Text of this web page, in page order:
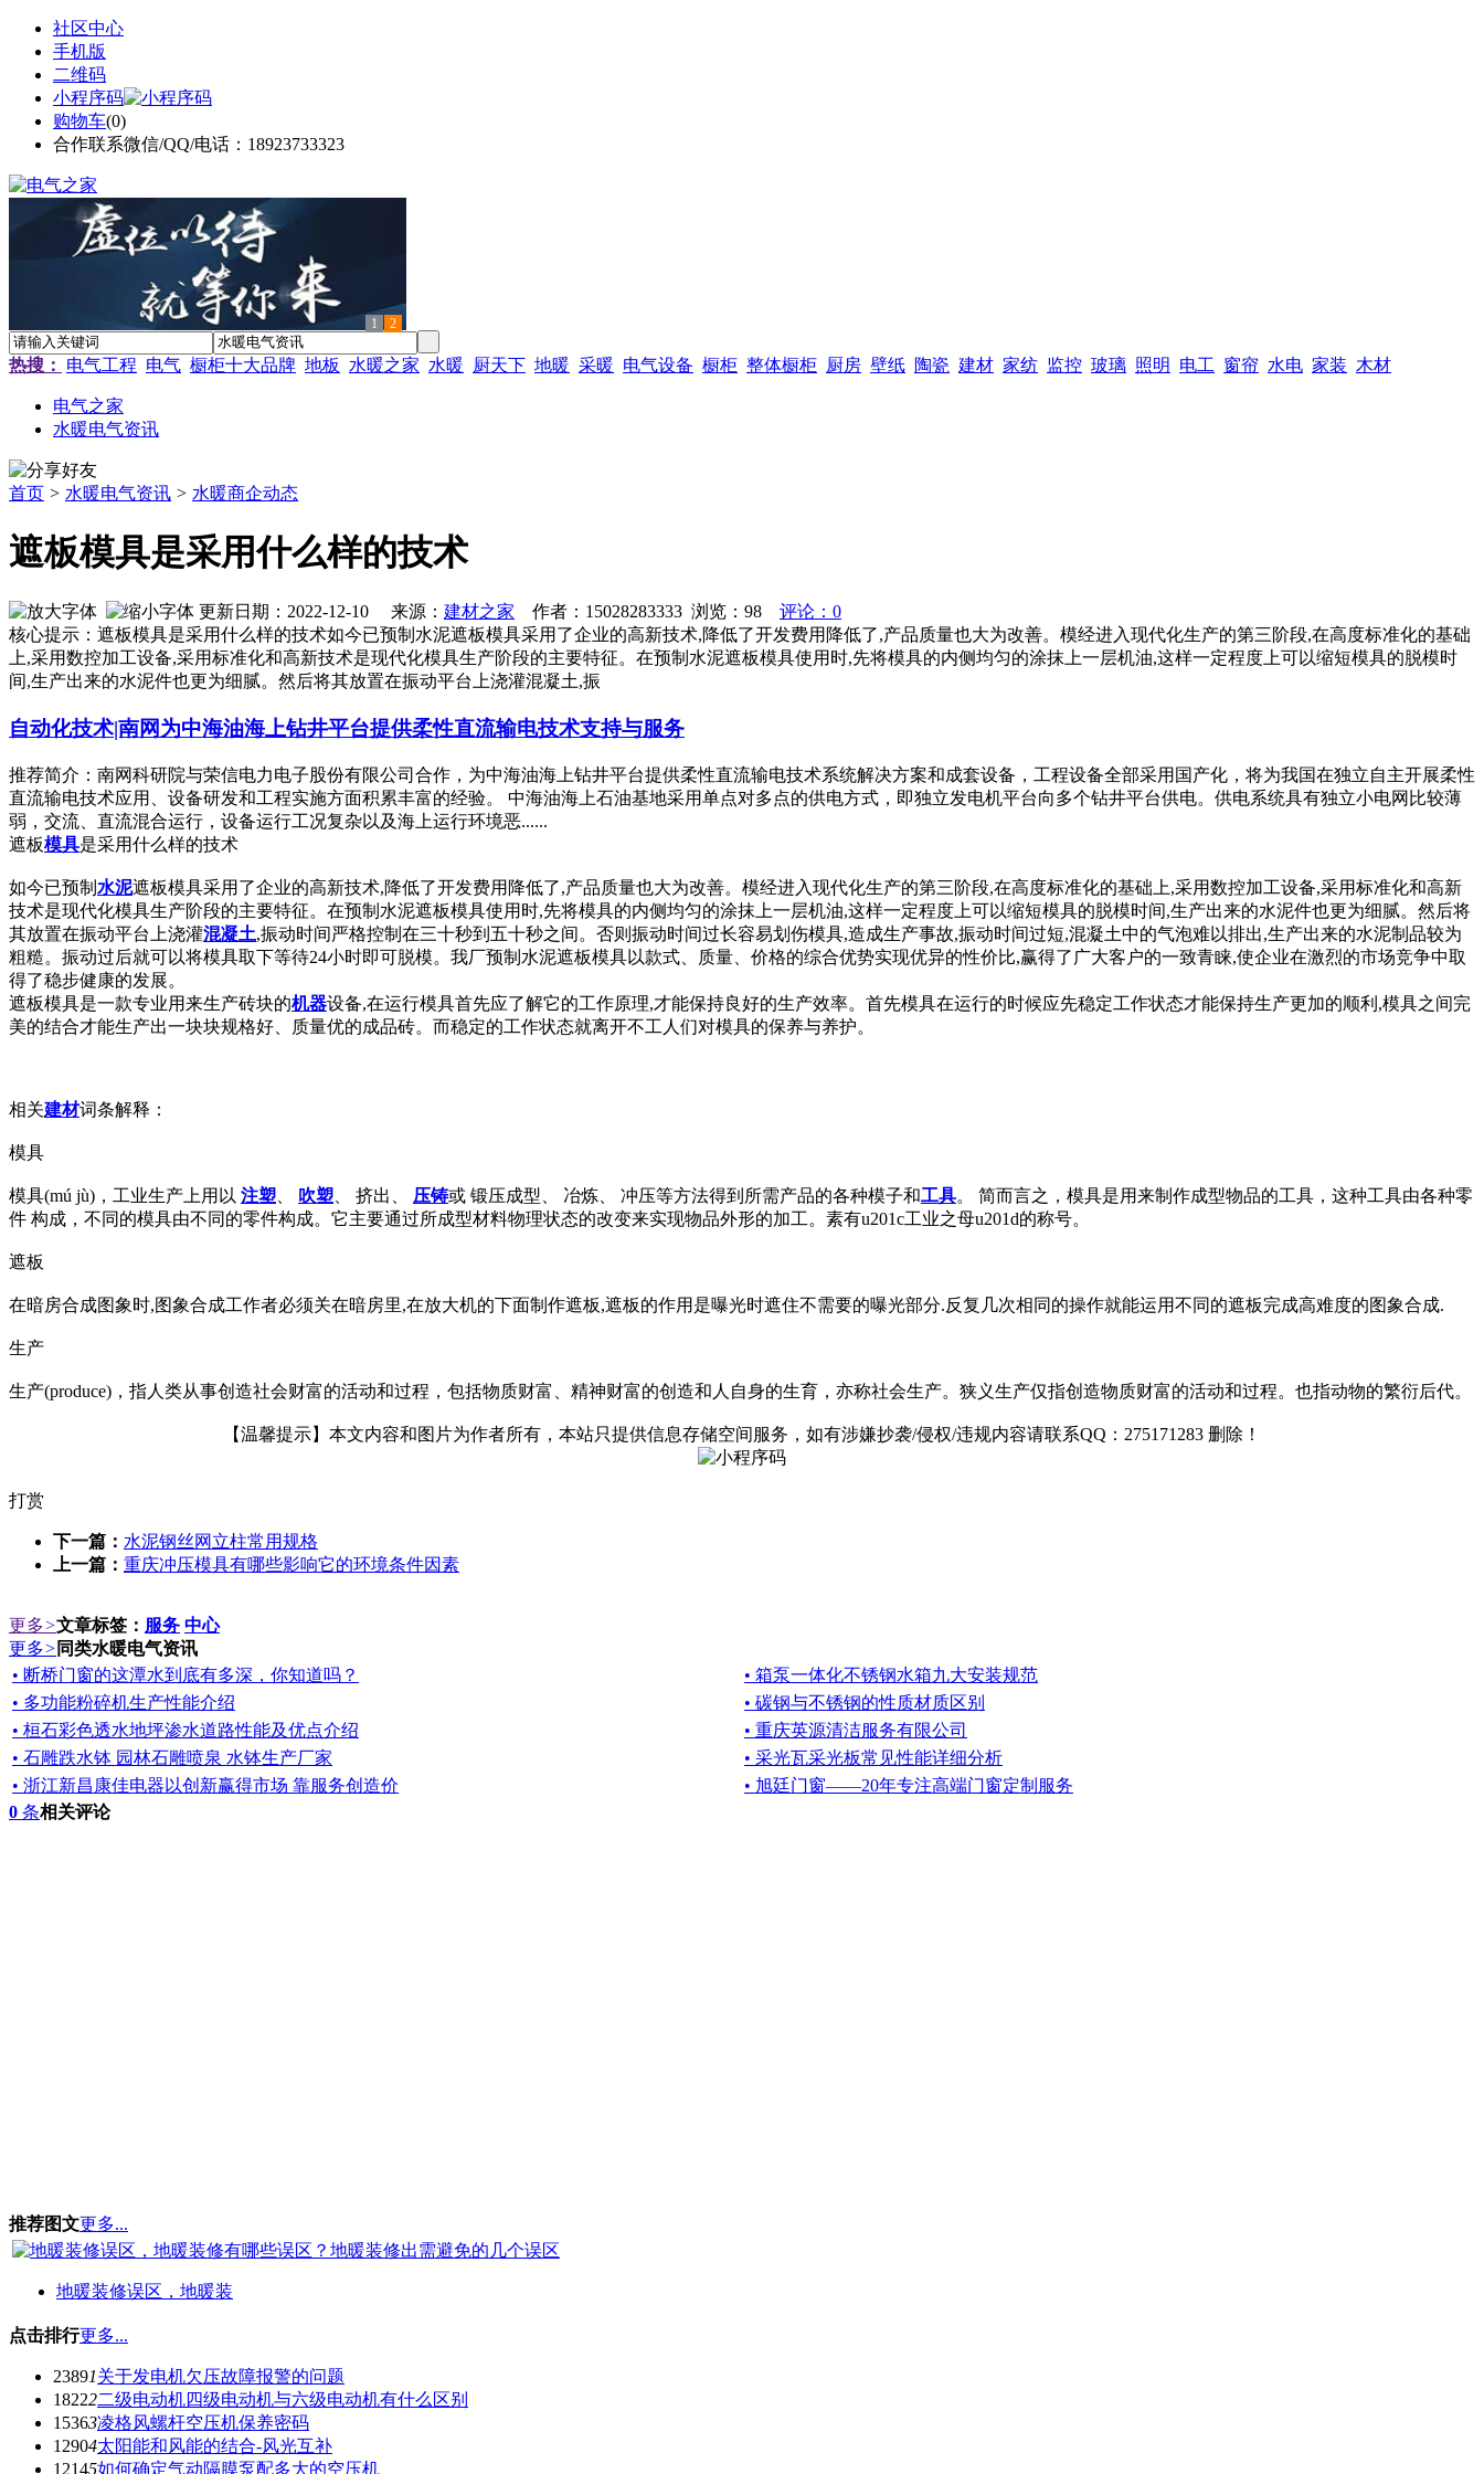
社区中心
手机版
二维码
小程序码
购物车(0)
合作联系微信/QQ/电话：18923733323
1 2
热搜： 电气工程 电气 橱柜十大品牌 地板 水暖之家 水暖 厨天下 地暖 采暖 电气设备 橱柜 整体橱柜 厨房 壁纸 陶瓷 建材 家纺 监控 玻璃 照明 电工 窗帘 水电 家装 木材
电气之家
水暖电气资讯
首页 > 水暖电气资讯 > 水暖商企动态
遮板模具是采用什么样的技术
更新日期：2022-12-10 来源： 建材之家 作者：15028283333 浏览： 98
评论：0
核心提示：遮板模具是采用什么样的技术如今已预制水泥遮板模具采用了企业的高新技术,降低了开发费用降低了,产品质量也大为改善。模经进入现代化生产的第三阶段,在高度标准化的基础
上,采用数控加工设备,采用标准化和高新技术是现代化模具生产阶段的主要特征。在预制水泥遮板模具使用时,先将模具的内侧均匀的涂抹上一层机油,这样一定程度上可以缩短模具的脱模时
间,生产出来的水泥件也更为细腻。然后将其放置在振动平台上浇灌混凝土,振
自动化技术|南网为中海油海上钻井平台提供柔性直流输电技术支持与服务
推荐简介：南网科研院与荣信电力电子股份有限公司合作，为中海油海上钻井平台提供柔性直流输电技术系统解决方案和成套设备，工程设备全部采用国产化，将为我国在独立自主开展柔性
直流输电技术应用、设备研发和工程实施方面积累丰富的经验。 中海油海上石油基地采用单点对多点的供电方式，即独立发电机平台向多个钻井平台供电。供电系统具有独立小电网比较薄
弱，交流、直流混合运行，设备运行工况复杂以及海上运行环境恶......
遮板模具是采用什么样的技术
如今已预制 水泥遮板模具采用了企业的高新技术,降低了开发费用降低了,产品质量也大为改善。模经进入现代化生产的第三阶段,在高度标准化的基础上,采用数控加工设备,采用标准化和高新
技术是现代化模具生产阶段的主要特征。在预制水泥遮板模具使用时,先将模具的内侧均匀的涂抹上一层机油,这样一定程度上可以缩短模具的脱模时间,生产出来的水泥件也更为细腻。然后将
其放置在振动平台上浇灌混凝土,振动时间严格控制在三十秒到五十秒之间。否则振动时间过长容易划伤模具,造成生产事故,振动时间过短,混凝土中的气泡难以排出,生产出来的水泥制品较为
粗糙。振动过后就可以将模具取下等待24小时即可脱模。我厂预制水泥遮板模具以款式、质量、价格的综合优势实现优异的性价比,赢得了广大客户的一致青睐,使企业在激烈的市场竞争中取
得了稳步健康的发展。
遮板模具是一款专业用来生产砖块的机器设备,在运行模具首先应了解它的工作原理,才能保持良好的生产效率。首先模具在运行的时候应先稳定工作状态才能保持生产更加的顺利,模具之间完
美的结合才能生产出一块块规格好、质量优的成品砖。而稳定的工作状态就离开不工人们对模具的保养与养护。
相关建材词条解释：
模具
模具(mú jù)，工业生产上用以 注塑 吹塑 、 挤出、 压铸或 锻压成型、 冶炼、 冲压等方法得到所需产品的各种模子和工具。 简而言之，模具是用来制作成型物品的工具，这种工具由各种零
件 构成，不同的模具由不同的零件构成。它主要通过所成型材料物理状态的改变来实现物品外形的加工。素有u201c工业之母u201d的称号。
遮板
在暗房合成图象时,图象合成工作者必须关在暗房里,在放大机的下面制作遮板,遮板的作用是曝光时遮住不需要的曝光部分.反复几次相同的操作就能运用不同的遮板完成高难度的图象合成.
生产
生产(produce)，指人类从事创造社会财富的活动和过程，包括物质财富、精神财富的创造和人自身的生育，亦称社会生产。狭义生产仅指创造物质财富的活动和过程。也指动物的繁衍后代。
【温馨提示】本文内容和图片为作者所有，本站只提供信息存储空间服务，如有涉嫌抄袭/侵权/违规内容请联系QQ：275171283 删除！
打赏
下一篇： 水泥钢丝网立柱常用规格
上一篇： 重庆冲压模具有哪些影响它的环境条件因素
更多>文章标签： 服务 中心
更多> 同类水暖电气资讯
• 断桥门窗的这潭水到底有多深，你知道吗？
• 箱泵一体化不锈钢水箱九大安装规范
• 多功能粉碎机生产性能介绍
• 碳钢与不锈钢的性质材质区别
• 桓石彩色透水地坪渗水道路性能及优点介绍
• 重庆英源清洁服务有限公司
• 石雕跌水钵 园林石雕喷泉 水钵生产厂家
• 采光瓦采光板常见性能详细分析
• 浙江新昌康佳电器以创新赢得市场 靠服务创造价
• 旭廷门窗——20年专注高端门窗定制服务
0 条相关评论
推荐图文更多...
地暖装修误区，地暖装
点击排行更多...
23891关于发电机欠压故障报警的问题
18222二级电动机四级电动机与六级电动机有什么区别
15363凌格风螺杆空压机保养密码
12904太阳能和风能的结合-风光互补
12145如何确定气动隔膜泵配多大的空压机